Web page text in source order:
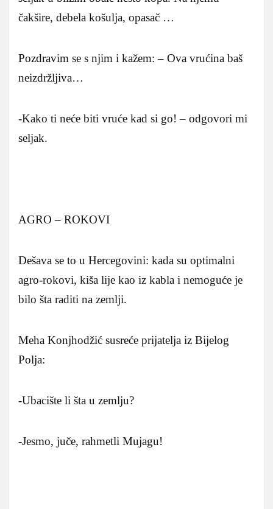
čakšire, debela košulja, opasač …
Pozdravim se s njim i kažem: – Ova vrućina baš
neizdržljiva…
-Kako ti neće biti vruće kad si go! – odgovori mi
seljak.
AGRO – ROKOVI
Dešava se to u Hercegovini: kada su optimalni
agro-rokovi, kiša lije kao iz kabla i nemoguće je
bilo šta raditi na zemlji.
Meha Konjhodžić susreće prijatelja iz Bijelog
Polja:
-Ubacište li šta u zemlju?
-Jesmo, juče, rahmetli Mujagu!